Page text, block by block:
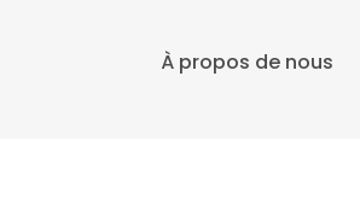
À propos de nous